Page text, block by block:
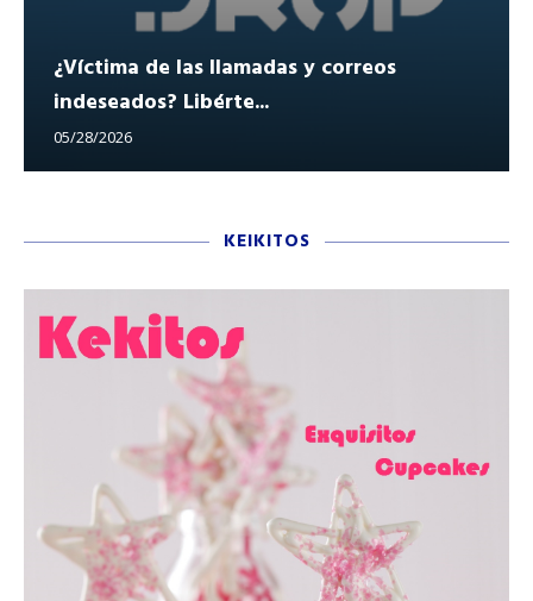
¿Víctima de las llamadas y correos
indeseados? Libérte...
05/28/2026
KEIKITOS